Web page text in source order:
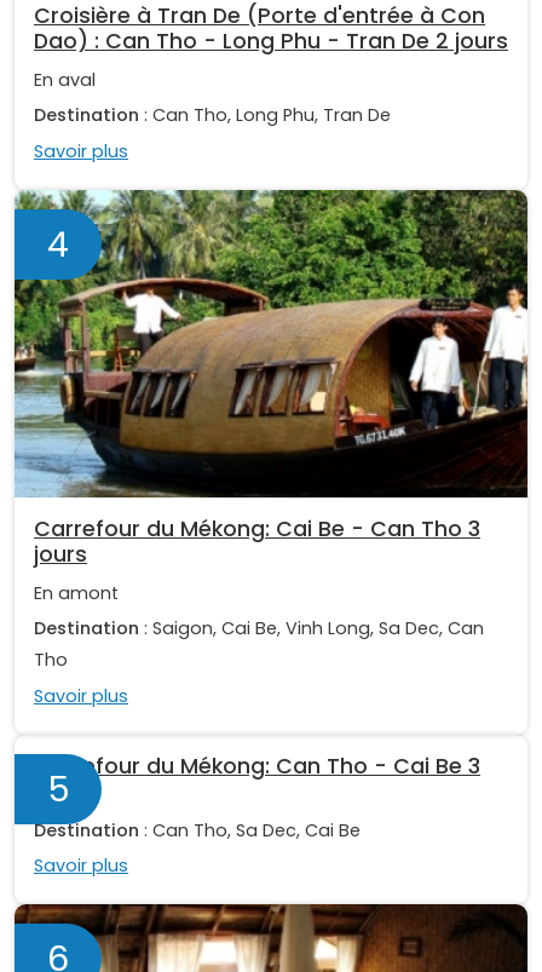
Croisière à Tran De (Porte d'entrée à Con
Dao) : Can Tho - Long Phu - Tran De 2 jours
En aval
Destination : Can Tho, Long Phu, Tran De
Savoir plus
4
Carrefour du Mékong: Cai Be - Can Tho 3
jours
En amont
Destination : Saigon, Cai Be, Vinh Long, Sa Dec, Can
Tho
Savoir plus
5
Carrefour du Mékong: Can Tho - Cai Be 3
jours
Destination : Can Tho, Sa Dec, Cai Be
Savoir plus
6